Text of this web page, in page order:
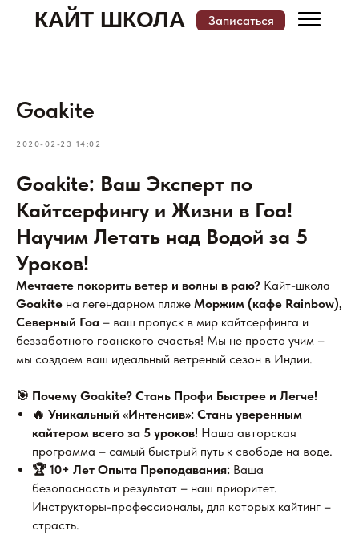
КАТАЛОГ КАЙТ ШКОЛ И МЕСТ ОБУЧЕНИЯ
КАЙТ ШКОЛА Записаться
Goakite
2020-02-23 14:02
Goakite: Ваш Эксперт по
Кайтсерфингу и Жизни в Гоа!
Научим Летать над Водой за 5
Уроков!
Мечтаете покорить ветер и волны в раю? Кайт-школа
Goakite на легендарном пляже Моржим (кафе Rainbow),
Северный Гоа – ваш пропуск в мир кайтсерфинга и
беззаботного гоанского счастья! Мы не просто учим –
мы создаем ваш идеальный ветреный сезон в Индии.
🎯 Почему Goakite? Стань Профи Быстрее и Легче!
🔥 Уникальный «Интенсив»: Стань уверенным
кайтером всего за 5 уроков! Наша авторская
программа – самый быстрый путь к свободе на воде.
🏆 10+ Лет Опыта Преподавания: Ваша
безопасность и результат – наш приоритет.
Инструкторы-профессионалы, для которых кайтинг –
страсть.